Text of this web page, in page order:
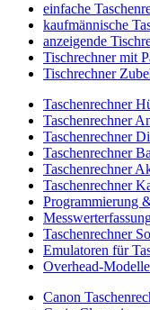
einfache
kaufmännische
anzeigende
Tischrechner mit
Tischrechner
Taschenrechner
Taschenrechner
Taschenrechner
Taschenrechner
Taschenrechner
Taschenrechner
Programmierung
Taschenrechner
Emulatoren für
Overhead-
Canon